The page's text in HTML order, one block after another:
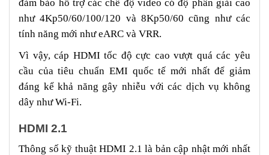
đảm bảo hỗ trợ các chế độ video có độ phân giải cao
như 4Kp50/60/100/120 và 8Kp50/60 cũng như các
tính năng mới như eARC và VRR.
Vì vậy, cáp HDMI tốc độ cực cao vượt quá các yêu
cầu của tiêu chuẩn EMI quốc tế mới nhất để giảm
đáng kể khả năng gây nhiễu với các dịch vụ không
dây như Wi-Fi.
HDMI 2.1
Thông số kỹ thuật HDMI 2.1 là bản cập nhật mới nhất